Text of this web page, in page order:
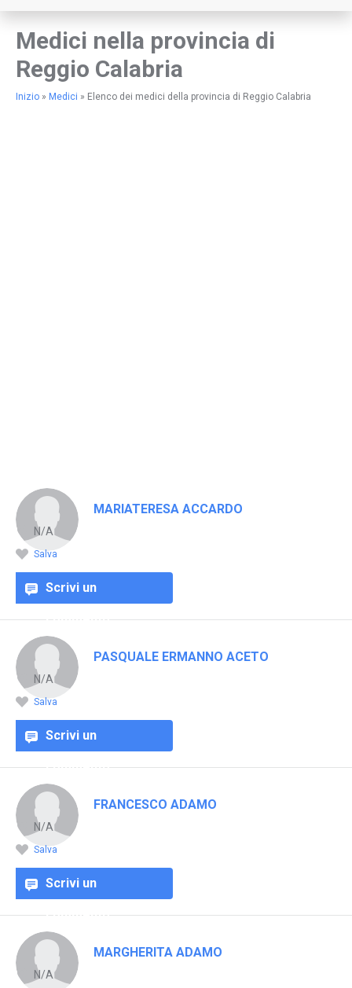
Medici nella provincia di
Reggio Calabria
Inizio » Medici » Elenco dei medici della provincia di Reggio Calabria
MARIATERESA ACCARDO
N/A
Salva
Scrivi un
commento
PASQUALE ERMANNO ACETO
N/A
Salva
Scrivi un
commento
FRANCESCO ADAMO
N/A
Salva
Scrivi un
commento
MARGHERITA ADAMO
N/A